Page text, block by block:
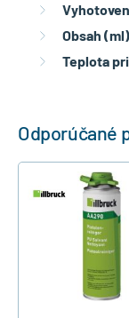
Obsah
Teplota
Odporúčané